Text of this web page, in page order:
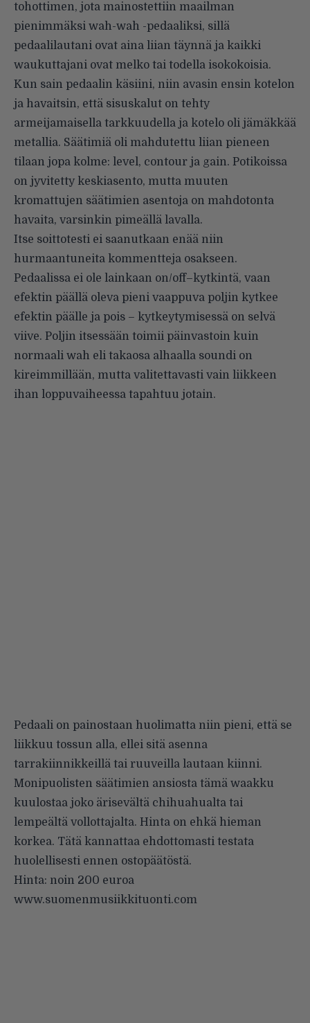
tohottimen, jota mainostettiin maailman
pienimmäksi wah-wah -pedaaliksi, sillä
pedaalilautani ovat aina liian täynnä ja kaikki
waukuttajani ovat melko tai todella isokokoisia.
Kun sain pedaalin käsiini, niin avasin ensin kotelon
ja havaitsin, että sisuskalut on tehty
armeijamaisella tarkkuudella ja kotelo oli jämäkkää
metallia. Säätimiä oli mahdutettu liian pieneen
tilaan jopa kolme: level, contour ja gain. Potikoissa
on jyvitetty keskiasento, mutta muuten
kromattujen säätimien asentoja on mahdotonta
havaita, varsinkin pimeällä lavalla.
Itse soittotesti ei saanutkaan enää niin
hurmaantuneita kommentteja osakseen.
Pedaalissa ei ole lainkaan on/off–kytkintä, vaan
efektin päällä oleva pieni vaappuva poljin kytkee
efektin päälle ja pois – kytkeytymisessä on selvä
viive. Poljin itsessään toimii päinvastoin kuin
normaali wah eli takaosa alhaalla soundi on
kireimmillään, mutta valitettavasti vain liikkeen
ihan loppuvaiheessa tapahtuu jotain.
Pedaali on painostaan huolimatta niin pieni, että se
liikkuu tossun alla, ellei sitä asenna
tarrakiinnikkeillä tai ruuveilla lautaan kiinni.
Monipuolisten säätimien ansiosta tämä waakku
kuulostaa joko ärisevältä chihuahualta tai
lempeältä vollottajalta. Hinta on ehkä hieman
korkea. Tätä kannattaa ehdottomasti testata
huolellisesti ennen ostopäätöstä.
Hinta: noin 200 euroa
www.suomenmusiikkituonti.com